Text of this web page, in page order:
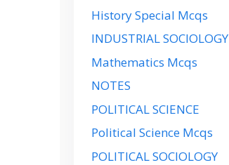
History Special Mcqs
INDUSTRIAL SOCIOLOGY
Mathematics Mcqs
NOTES
POLITICAL SCIENCE
Political Science Mcqs
POLITICAL SOCIOLOGY